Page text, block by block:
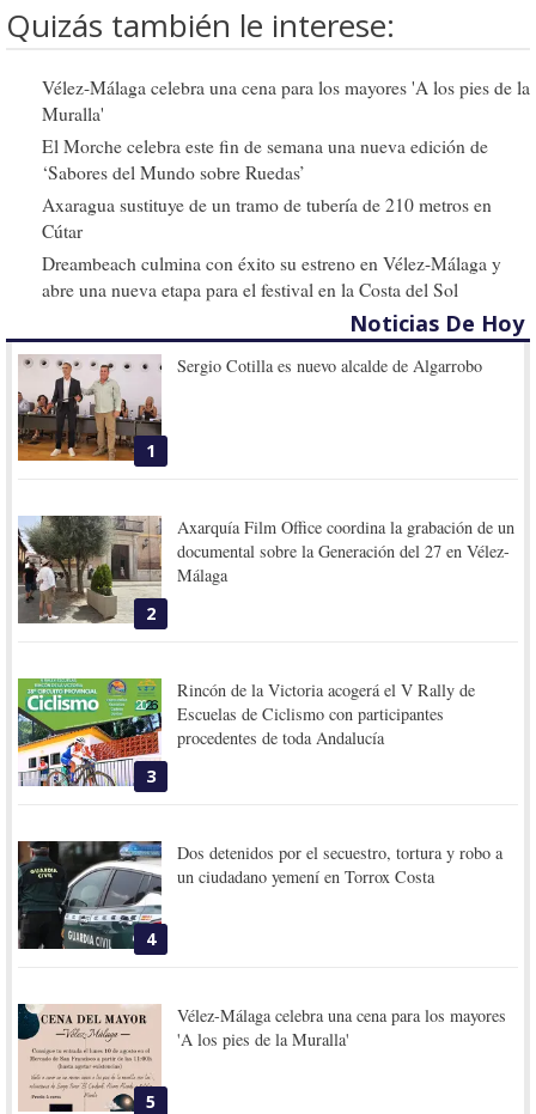
Quizás también le interese:
Vélez-Málaga celebra una cena para los mayores 'A los pies de la
Muralla'
El Morche celebra este fin de semana una nueva edición de
‘Sabores del Mundo sobre Ruedas’
Axaragua sustituye de un tramo de tubería de 210 metros en
Cútar
Dreambeach culmina con éxito su estreno en Vélez-Málaga y
abre una nueva etapa para el festival en la Costa del Sol
Noticias De Hoy
1
Sergio Cotilla es nuevo alcalde de Algarrobo
2
Axarquía Film Office coordina la grabación de un
documental sobre la Generación del 27 en Vélez-
Málaga
3
Rincón de la Victoria acogerá el V Rally de
Escuelas de Ciclismo con participantes
procedentes de toda Andalucía
4
Dos detenidos por el secuestro, tortura y robo a
un ciudadano yemení en Torrox Costa
5
Vélez-Málaga celebra una cena para los mayores
'A los pies de la Muralla'